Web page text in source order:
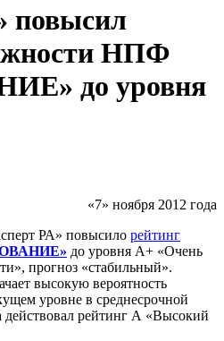
повысил
НПФ
до уровня
«7» ноября 2012 года
РА» повысило рейтинг
до уровня А+ «Очень
прогноз «стабильный».
высокую вероятность
уровне в среднесрочной
действовал рейтинг А «Высокий